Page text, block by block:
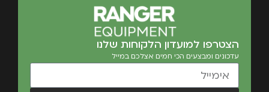
הצטרפו למועדון הלקוחות שלנו
עדכונים ומבצעים הכי חמים אצלכם במייל